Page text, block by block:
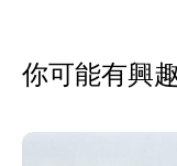
你可能有興趣